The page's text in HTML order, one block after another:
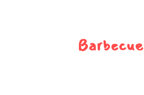
Barbecue